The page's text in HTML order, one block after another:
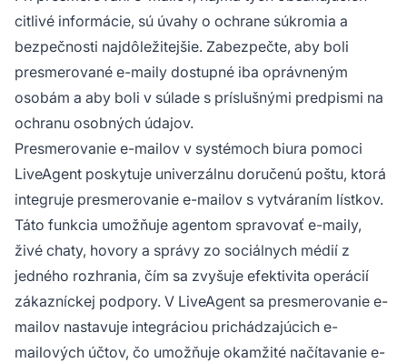
citlivé informácie, sú úvahy o ochrane súkromia a
bezpečnosti najdôležitejšie. Zabezpečte, aby boli
presmerované e-maily dostupné iba oprávneným
osobám a aby boli v súlade s príslušnými predpismi na
ochranu osobných údajov.
Presmerovanie e-mailov v systémoch biura pomoci
LiveAgent poskytuje univerzálnu doručenú poštu, ktorá
integruje presmerovanie e-mailov s vytváraním lístkov.
Táto funkcia umožňuje agentom spravovať e-maily,
živé chaty, hovory a správy zo sociálnych médií z
jedného rozhrania, čím sa zvyšuje efektivita operácií
zákazníckej podpory. V LiveAgent sa presmerovanie e-
mailov nastavuje integráciou prichádzajúcich e-
mailových účtov, čo umožňuje okamžité načítavanie e-